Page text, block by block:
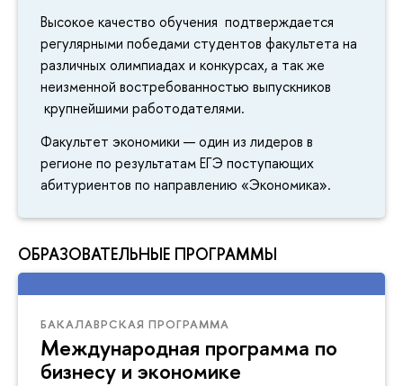
Высокое качество обучения подтверждается
регулярными победами студентов факультета на
различных олимпиадах и конкурсах, а так же
неизменной востребованностью выпускников
крупнейшими работодателями.
Факультет экономики — один из лидеров в
регионе по результатам ЕГЭ поступающих
абитуриентов по направлению «Экономика».
ОБРАЗОВАТЕЛЬНЫЕ ПРОГРАММЫ
БАКАЛАВРСКАЯ ПРОГРАММА
Международная программа по
бизнесу и экономике